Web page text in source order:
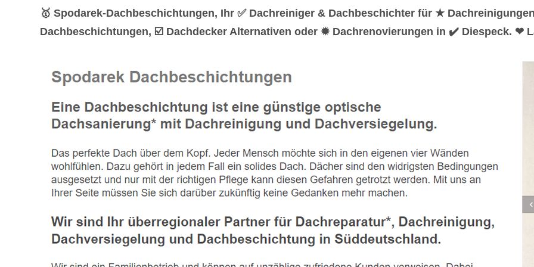
🥇 Spodarek-Dachbeschichtungen, Ihr ✅ Dachreiniger & Dachbeschichter für ★
Dachbeschichtungen, ☑️ Dachdecker Alternativen oder ✹ Dachrenovierungen in ✔️ Diespeck. ❤